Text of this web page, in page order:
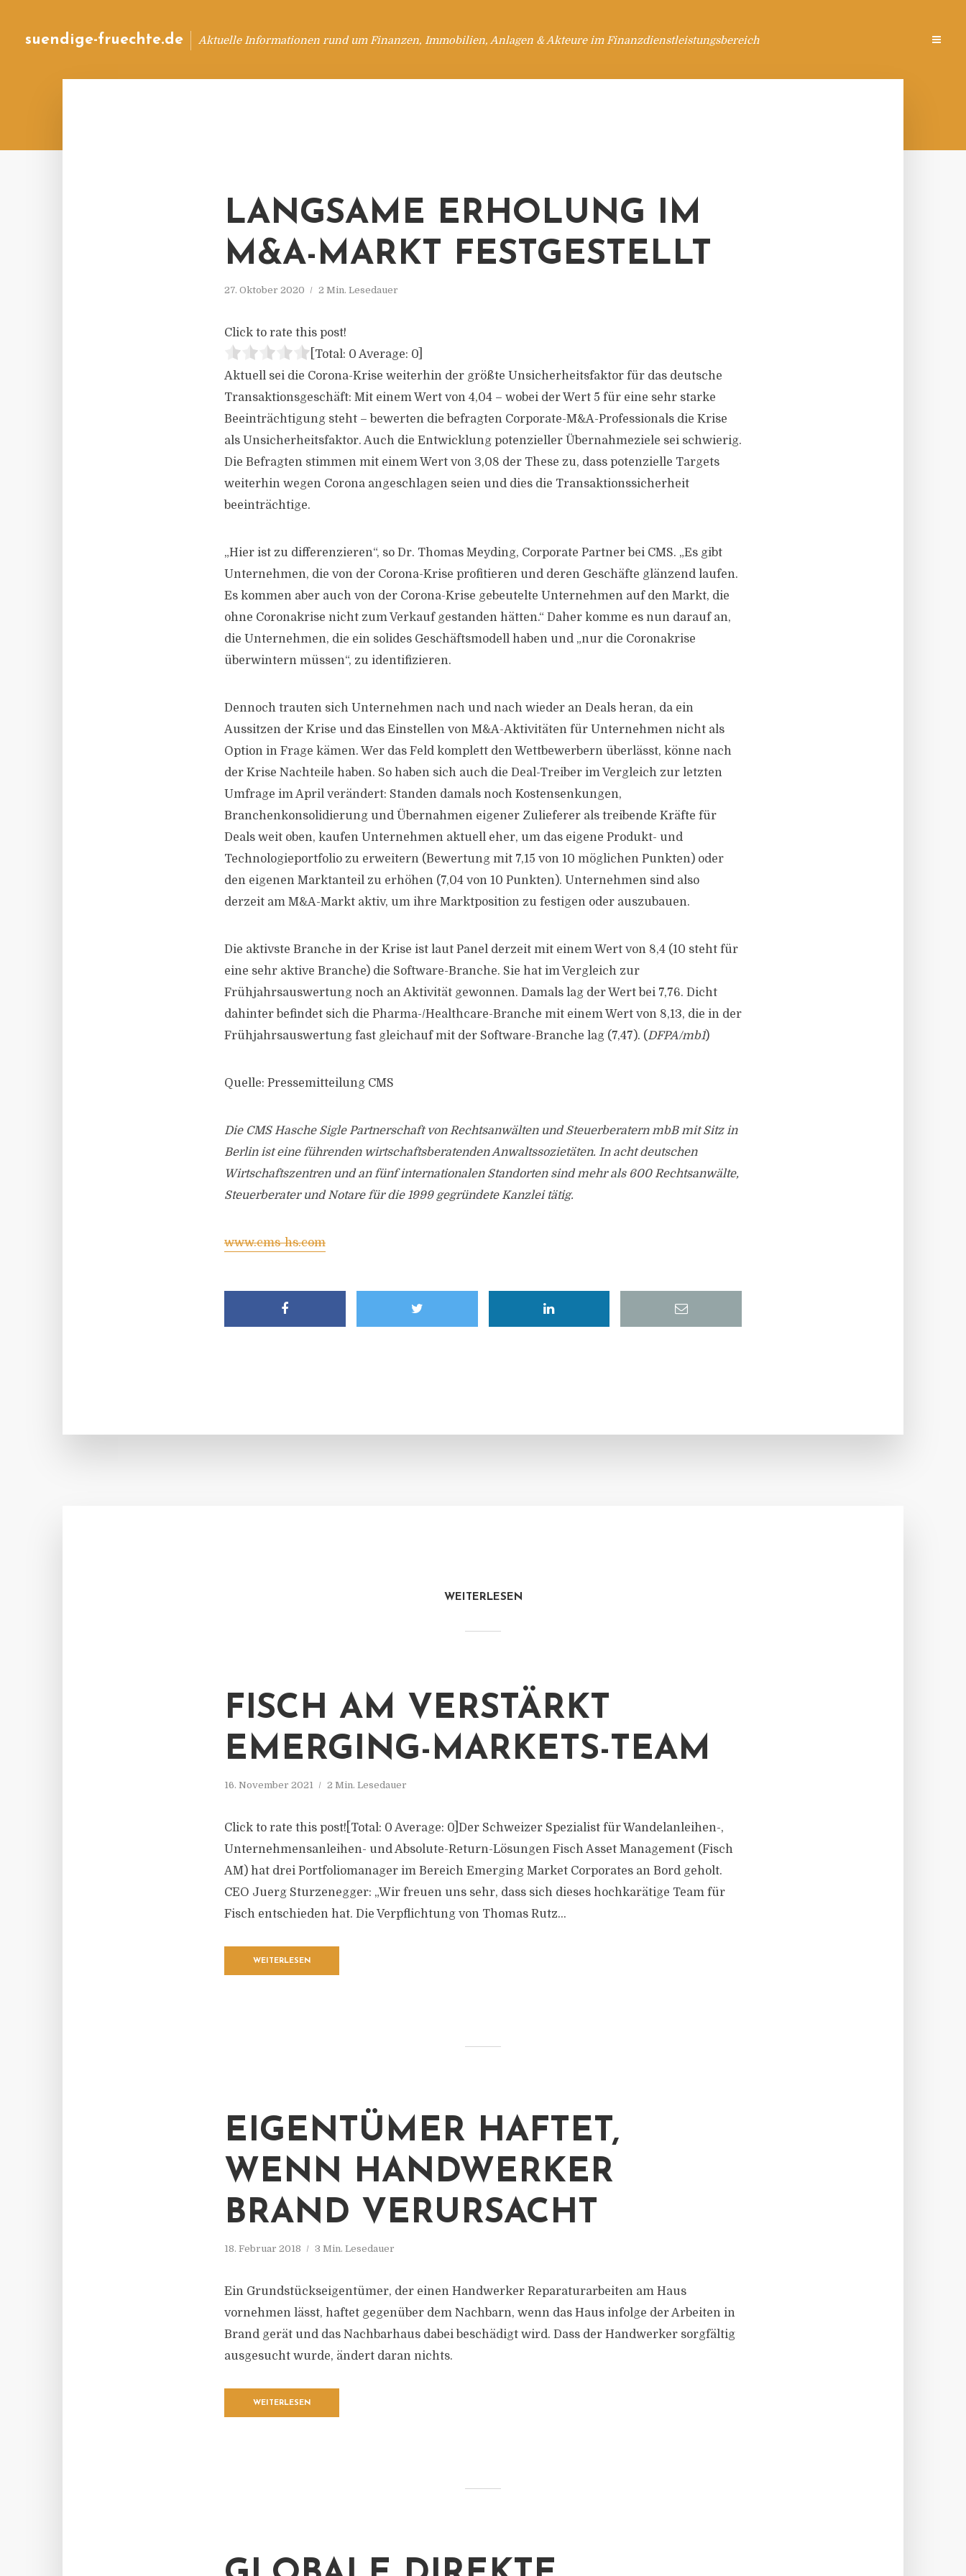
suendige-fruechte.de Aktuelle Informationen rund um Finanzen, Immobilien, Anlagen & Akteure im Finanzdienstleistungsbereich
LANGSAME ERHOLUNG IM
M&A-MARKT FESTGESTELLT
27. Oktober 2020 2 Min. Lesedauer
Click to rate this post!
[Total: 0 Average: 0
Aktuell sei die Corona-Krise weiterhin der größte Unsicherheitsfaktor für das deutsche
Transaktionsgeschäft: Mit einem Wert von 4,04 – wobei der Wert 5 für eine sehr starke
Beeinträchtigung steht – bewerten die befragten Corporate-M&A-Professionals die Krise
als Unsicherheitsfaktor. Auch die Entwicklung potenzieller Übernahmeziele sei schwierig.
Die Befragten stimmen mit einem Wert von 3,08 der These zu, dass potenzielle Targets
weiterhin wegen Corona angeschlagen seien und dies die Transaktionssicherheit
beeinträchtige.
„Hier ist zu differenzieren“, so Dr. Thomas Meyding, Corporate Partner bei CMS. „Es gibt
Unternehmen, die von der Corona-Krise profitieren und deren Geschäfte glänzend laufen.
Es kommen aber auch von der Corona-Krise gebeutelte Unternehmen auf den Markt, die
ohne Coronakrise nicht zum Verkauf gestanden hätten.“ Daher komme es nun darauf an,
die Unternehmen, die ein solides Geschäftsmodell haben und „nur die Coronakrise
überwintern müssen“, zu identifizieren.
Dennoch trauten sich Unternehmen nach und nach wieder an Deals heran, da ein
Aussitzen der Krise und das Einstellen von M&A-Aktivitäten für Unternehmen nicht als
Option in Frage kämen. Wer das Feld komplett den Wettbewerbern überlässt, könne nach
der Krise Nachteile haben. So haben sich auch die Deal-Treiber im Vergleich zur letzten
Umfrage im April verändert: Standen damals noch Kostensenkungen,
Branchenkonsolidierung und Übernahmen eigener Zulieferer als treibende Kräfte für
Deals weit oben, kaufen Unternehmen aktuell eher, um das eigene Produkt- und
Technologieportfolio zu erweitern (Bewertung mit 7,15 von 10 möglichen Punkten) oder
den eigenen Marktanteil zu erhöhen (7,04 von 10 Punkten). Unternehmen sind also
derzeit am M&A-Markt aktiv, um ihre Marktposition zu festigen oder auszubauen.
Die aktivste Branche in der Krise ist laut Panel derzeit mit einem Wert von 8,4 (10 steht für
eine sehr aktive Branche) die Software-Branche. Sie hat im Vergleich zur
Frühjahrsauswertung noch an Aktivität gewonnen. Damals lag der Wert bei 7,76. Dicht
dahinter befindet sich die Pharma-/Healthcare-Branche mit einem Wert von 8,13, die in der
Frühjahrsauswertung fast gleichauf mit der Software-Branche lag (7,47). (DFPA/mb1)
Quelle: Pressemitteilung CMS
Die CMS Hasche Sigle Partnerschaft von Rechtsanwälten und Steuerberatern mbB mit Sitz in
Berlin ist eine führenden wirtschaftsberatenden Anwaltssozietäten. In acht deutschen
Wirtschaftszentren und an fünf internationalen Standorten sind mehr als 600 Rechtsanwälte,
Steuerberater und Notare für die 1999 gegründete Kanzlei tätig.
www.cms-hs.com
WEITERLESEN
FISCH AM VERSTÄRKT
EMERGING-MARKETS-TEAM
16. November 2021 2 Min. Lesedauer
Click to rate this post![Total: 0 Average: 0]Der Schweizer Spezialist für Wandelanleihen-,
Unternehmensanleihen- und Absolute-Return-Lösungen Fisch Asset Management (Fisch
AM) hat drei Portfoliomanager im Bereich Emerging Market Corporates an Bord geholt.
CEO Juerg Sturzenegger: „Wir freuen uns sehr, dass sich dieses hochkarätige Team für
Fisch entschieden hat. Die Verpflichtung von Thomas Rutz...
WEITERLESEN
EIGENTÜMER HAFTET,
WENN HANDWERKER
BRAND VERURSACHT
18. Februar 2018 3 Min. Lesedauer
Ein Grundstückseigentümer, der einen Handwerker Reparaturarbeiten am Haus
vornehmen lässt, haftet gegenüber dem Nachbarn, wenn das Haus infolge der Arbeiten in
Brand gerät und das Nachbarhaus dabei beschädigt wird. Dass der Handwerker sorgfältig
ausgesucht wurde, ändert daran nichts.
WEITERLESEN